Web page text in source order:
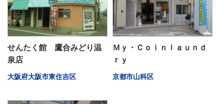
せんたく館 鷹合みどり温
泉店
大阪府大阪市東住吉区
Ｍｙ・Ｃｏｉｎｌａｕｎｄ
ｒｙ
京都市山科区